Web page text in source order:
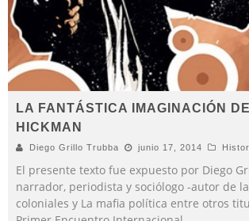
LA FANTÁSTICA IMAGINACIÓN
HICKMAN
Diego Grillo Trubba junio 17, 2014
El presente texto fue expuesto por Diego
narrador, periodista y sociólogo -autor de
coloniales y La mafia política entre otros